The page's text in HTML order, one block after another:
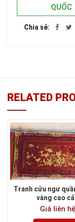
QUỐC
Chia sẻ
RELATED
Tranh cửu ngư
vàng cao
Giá liên hệ